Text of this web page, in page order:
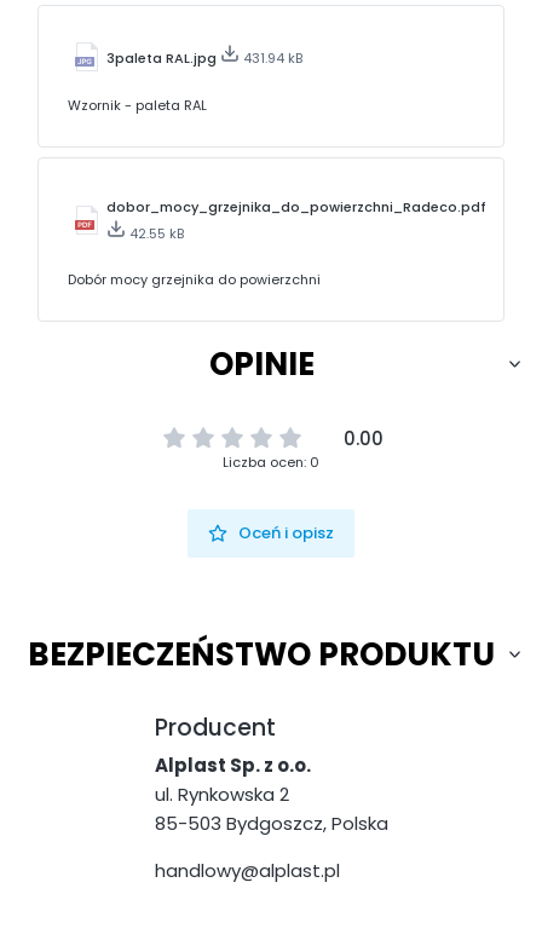
3paleta RAL.jpg 431.94 kB
Wzornik - paleta RAL
dobor_mocy_grzejnika_do_powierzchni_Radeco.pdf
42.55 kB
Dobór mocy grzejnika do powierzchni
OPINIE
0.00
Liczba ocen: 0
Oceń i opisz
BEZPIECZEŃSTWO PRODUKTU
Producent
Alplast Sp. z o.o.
ul. Rynkowska 2
85-503 Bydgoszcz, Polska
handlowy@alplast.pl